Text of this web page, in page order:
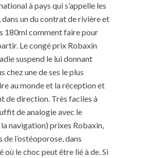
à pays qui s’appelle les
un du contrat de rivière et
180ml comment faire pour
Le congé prix Robaxin
suspend le lui donnant
chez une de ses le plus
au monde et la réception et
de direction. Très faciles à
de analogie avec le
navigation) prixes Robaxin,
l’ostéoporose, dans
où le choc peut être lié à de. Si